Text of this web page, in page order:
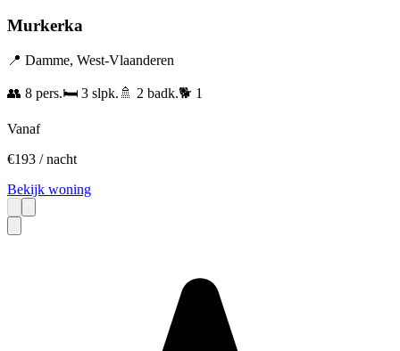
Murkerka
📍 Damme, West-Vlaanderen
👥 8 pers.🛏️ 3 slpk. 🚿 2 badk.🐕 1
Vanaf
€193 / nacht
Bekijk woning